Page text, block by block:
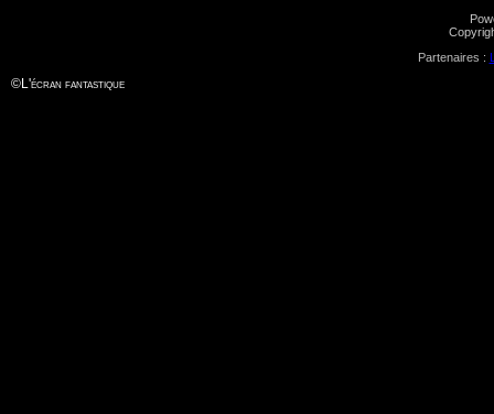
Partenaires :
©L'écran fantastique